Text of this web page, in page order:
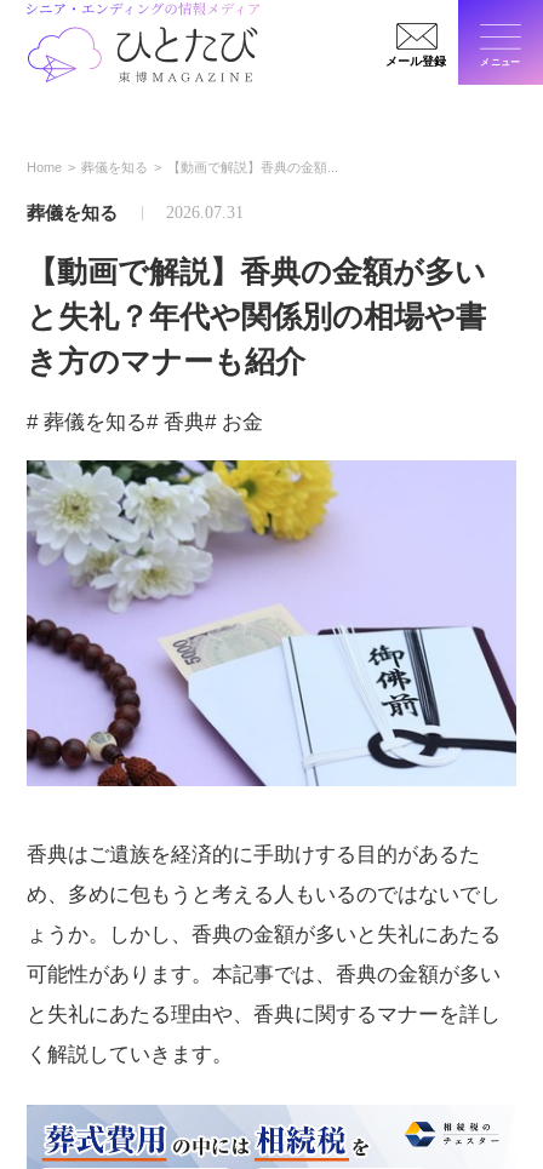
メール登録 メニュー
Home 葬儀を知る 【動画で解説】香典の金額...
葬儀を知る 2026.07.31
【動画で解説】香典の金額が多い
と失礼？年代や関係別の相場や書
き方のマナーも紹介
# 葬儀を知る# 香典# お金
香典はご遺族を経済的に手助けする目的があるた
め、多めに包もうと考える人もいるのではないでし
ょうか。しかし、香典の金額が多いと失礼にあたる
可能性があります。本記事では、香典の金額が多い
と失礼にあたる理由や、香典に関するマナーを詳し
く解説していきます。